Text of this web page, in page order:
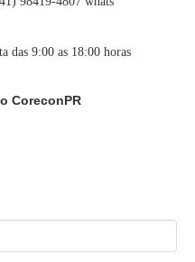
das 9:00 as 18:00 horas
CoreconPR